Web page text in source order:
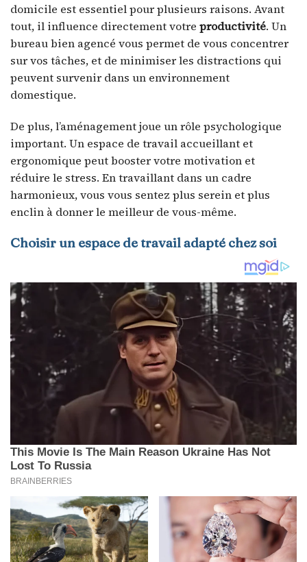
domicile est essentiel pour plusieurs raisons. Avant
tout, il influence directement votre productivité. Un
bureau bien agencé vous permet de vous concentrer
sur vos tâches, et de minimiser les distractions qui
peuvent survenir dans un environnement
domestique.
De plus, l’aménagement joue un rôle psychologique
important. Un espace de travail accueillant et
ergonomique peut booster votre motivation et
réduire le stress. En travaillant dans un cadre
harmonieux, vous vous sentez plus serein et plus
enclin à donner le meilleur de vous-même.
Choisir un espace de travail adapté chez soi